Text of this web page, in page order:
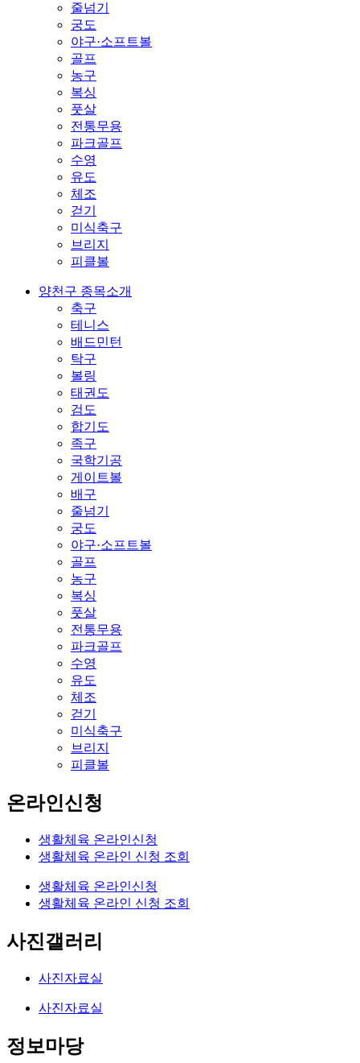
줄넘기
궁도
야구·소프트볼
골프
농구
복싱
풋살
전통무용
파크골프
수영
유도
체조
걷기
미식축구
브리지
피클볼
양천구 종목소개
축구
테니스
배드민턴
탁구
볼링
태권도
검도
합기도
족구
국학기공
게이트볼
배구
줄넘기
궁도
야구·소프트볼
골프
농구
복싱
풋살
전통무용
파크골프
수영
유도
체조
걷기
미식축구
브리지
피클볼
온라인신청
생활체육 온라인신청
생활체육 온라인 신청 조회
생활체육 온라인신청
생활체육 온라인 신청 조회
사진갤러리
사진자료실
사진자료실
정보마당